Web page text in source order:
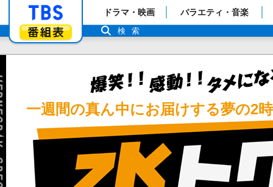
「TBSテレビ」トップページ
番組表
ドラマ・映画 バラエティ・音楽
検索
一週間の真ん中にお届けする夢の2